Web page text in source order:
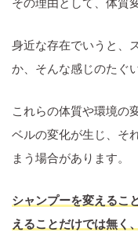
その理由として、体質
身近な存在でいうと、
か、そんな感じのたぐ
これらの体質や環境の
ベルの変化が生じ、そ
まう場合があります。
シャンプーを変えるこ
えることだけでは無く、